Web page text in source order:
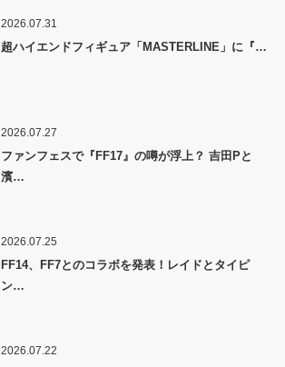
2026.07.31
超ハイエンドフィギュア「MASTERLINE」に『…
2026.07.27
ファンフェスで『FF17』の噂が浮上？ 吉田Pと
濱…
2026.07.25
FF14、FF7とのコラボを発表！レイドとタイピ
ン…
2026.07.22